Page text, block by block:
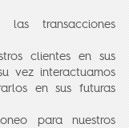
transacciones
clientes en sus
vez interactuamos
en sus futuras
para nuestros